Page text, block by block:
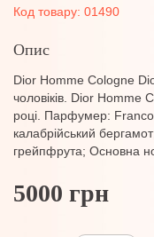
Код товару: 01490
Опис
Dior Homme Cologne
чоловіків. Dior
році. Парфумер:
калабрійський
грейпфрута; Основна
5000 грн